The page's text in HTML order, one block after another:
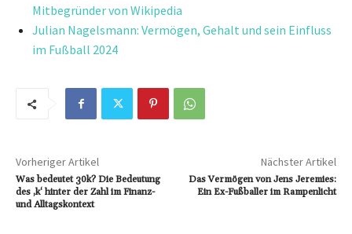
Mitbegründer von Wikipedia
Julian Nagelsmann: Vermögen, Gehalt und sein Einfluss
im Fußball 2024
Vorheriger Artikel
Was bedeutet 30k? Die Bedeutung
des ‚k‘ hinter der Zahl im Finanz-
und Alltagskontext
Nächster Artikel
Das Vermögen von Jens Jeremies:
Ein Ex-Fußballer im Rampenlicht